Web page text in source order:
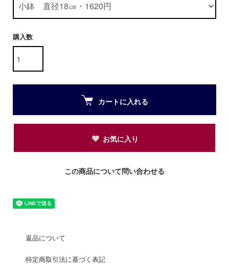
購入数
カートに入れる
お気に入り
この商品について問い合わせる
返品について
特定商取引法に基づく表記